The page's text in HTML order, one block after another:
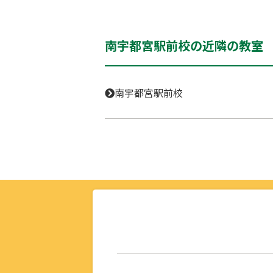
南宇都宮駅前校の近隣の教室
南宇都宮駅前校